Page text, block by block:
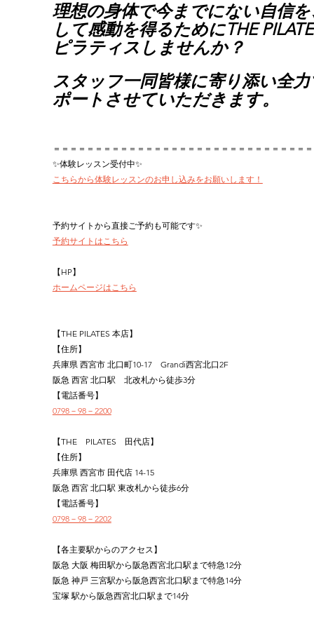
理想の身体で今までにない自信
して感動を得るためにTHE
ピラティスしませんか？
スタッフ一同皆様に寄り添い全
ポートさせていただきます。
＝＝＝＝＝＝＝＝＝＝＝＝＝＝＝＝＝＝＝＝＝＝＝＝＝＝＝＝＝＝
✨体験レッスン受付中✨
こちらから体験レッスンのお申し込みをお願いします！
予約サイトから直接ご予約も可能です✨
予約サイトはこちら
【HP】
ホームページはこちら
【THE PILATES 本店】
【住所】
兵庫県 西宮市 北口町10-17　Grandi西宮北口2F
阪急 西宮 北口駅　北改札から徒歩3分
【電話番号】
0798－98－2200
【THE　PILATES　田代店】
【住所】
兵庫県 西宮市 田代店 14-15
阪急 西宮 北口駅 東改札から徒歩6分
【電話番号】
0798－98－2202
【各主要駅からのアクセス】
阪急 大阪 梅田駅から阪急西宮北口駅まで特急12分
阪急 神戸 三宮駅から阪急西宮北口駅まで特急14分
宝塚 駅から阪急西宮北口駅まで14分